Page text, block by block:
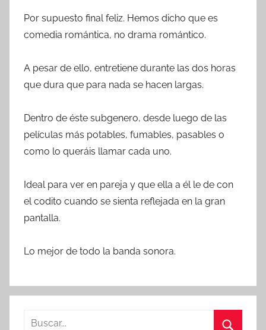
Por supuesto final feliz. Hemos dicho que es
comedia romántica, no drama romántico.
A pesar de ello, entretiene durante las dos horas
que dura que para nada se hacen largas.
Dentro de éste subgenero, desde luego de las
películas más potables, fumables, pasables o
como lo queráis llamar cada uno.
Ideal para ver en pareja y que ella a él le de con
el codito cuando se sienta reflejada en la gran
pantalla.
Lo mejor de todo la banda sonora.